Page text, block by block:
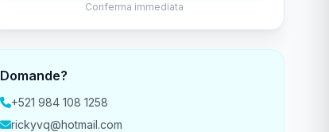
Conferma immediata
Domande?
+521 984 108 1258
rickyvq@hotmail.com